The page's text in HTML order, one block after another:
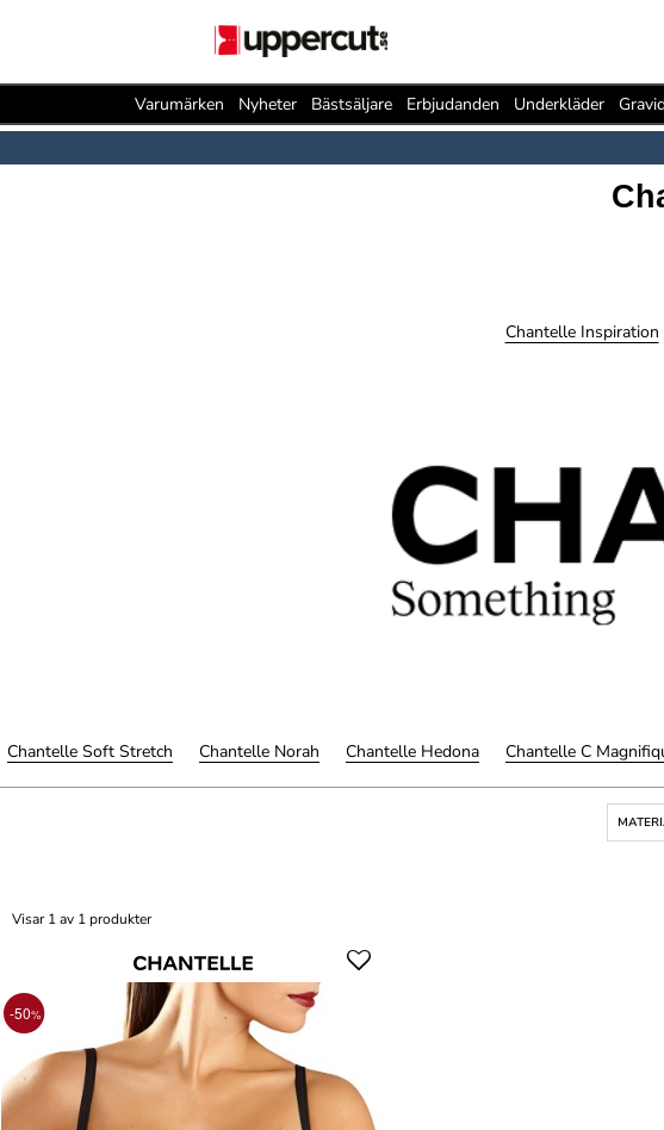
Varumärken Nyheter Bästsäljare Erbjudanden Underkläder
Chantelle Inspiration
Chantelle Soft Stretch Chantelle Norah Chantelle Hedona Chantelle C
Visar 1 av 1 produkter
-50%